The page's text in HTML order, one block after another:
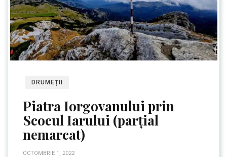
DRUMEȚII
Piatra Iorgovanului prin
Scocul Iarului (parțial
nemarcat)
OCTOMBRIE 1, 2022